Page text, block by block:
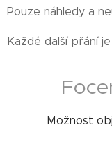
Pouze náhledy a
Každé další přání
Možnost